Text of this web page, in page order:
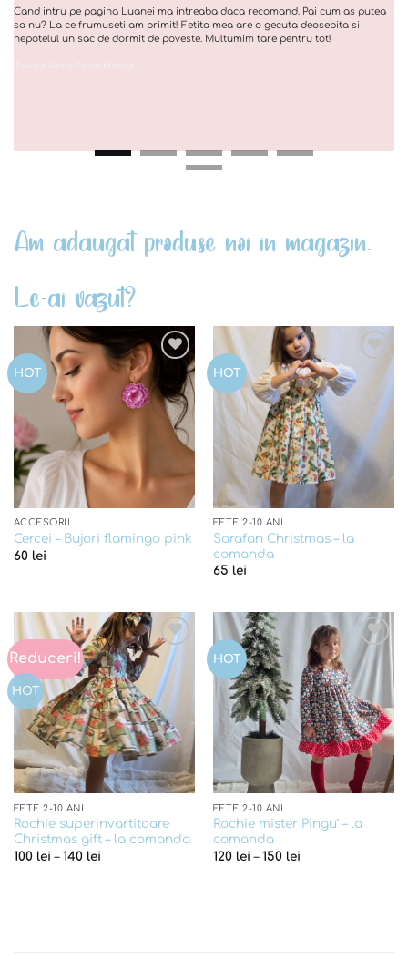
Cand intru pe pagina Luanei ma intreaba daca recomand. Pai cum as putea
sa nu? La ce frumuseti am primit! Fetita mea are o gecuta deosebita si
nepotelul un sac de dormit de poveste. Multumim tare pentru tot!
Am adaugat produse noi in magazin.
Le-ai vazut?
HOT
Add to
wishlist
ACCESORII
Cercei – Bujori flamingo pink
60 lei
HOT
Add to
wishlist
FETE 2-10 ANI
Sarafan Christmas – la
comanda
65 lei
Reduceri!
HOT
Add to
wishlist
FETE 2-10 ANI
Rochie superinvartitoare
Christmas gift – la comanda
100 lei – 140 lei
HOT
Add to
wishlist
FETE 2-10 ANI
Rochie mister Pingu’ – la
comanda
120 lei – 150 lei